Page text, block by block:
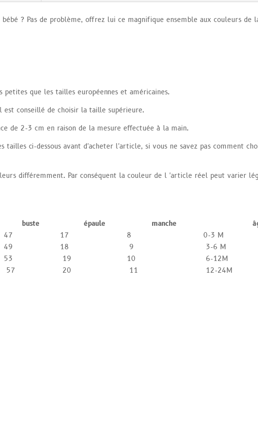
? Pas de problème, offrez lui ce magnifique ensemble aux couleurs de
que les tailles européennes et américaines.
conseillé de choisir la taille supérieure.
de 2-3 cm en raison de la mesure effectuée à la main.
ci-dessous avant d'acheter l'article, si vous ne savez pas comment
différemment. Par conséquent la couleur de l 'article réel peut varier
buste épaule manche
47 17 8
0-3 M
49 18 9
3-6 M
53 19 10
6-12M
57 20 11 12-24M